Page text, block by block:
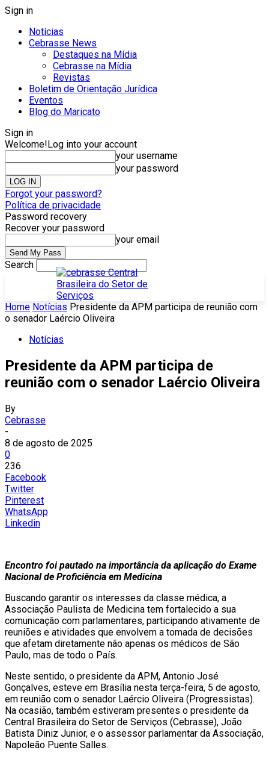
Sign in
Notícias
Cebrasse News
Destaques na Mídia
Cebrasse na Mídia
Revistas
Boletim de Orientação Jurídica
Eventos
Blog do Maricato
Sign in
Welcome!Log into your account
your username
your password
Forgot your password?
Política de privacidade
Password recovery
Recover your password
your email
Search
Home Notícias Presidente da APM participa de reunião com
o senador Laércio Oliveira
Notícias
Presidente da APM participa de
reunião com o senador Laércio Oliveira
By
Cebrasse
-
8 de agosto de 2025
0
236
Facebook
Twitter
Pinterest
WhatsApp
Linkedin
Encontro foi pautado na importância da aplicação do Exame
Nacional de Proficiência em Medicina
Buscando garantir os interesses da classe médica, a
Associação Paulista de Medicina tem fortalecido a sua
comunicação com parlamentares, participando ativamente de
reuniões e atividades que envolvem a tomada de decisões
que afetam diretamente não apenas os médicos de São
Paulo, mas de todo o País.
Neste sentido, o presidente da APM, Antonio José
Gonçalves, esteve em Brasília nesta terça-feira, 5 de agosto,
em reunião com o senador Laércio Oliveira (Progressistas).
Na ocasião, também estiveram presentes o presidente da
Central Brasileira do Setor de Serviços (Cebrasse), João
Batista Diniz Junior, e o assessor parlamentar da Associação,
Napoleão Puente Salles.